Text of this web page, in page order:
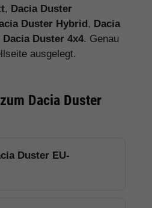
, Dacia Duster
Duster Hybrid, Dacia
Dacia Duster 4x4. Genau
ausgelegt.
Dacia Duster
Duster EU-